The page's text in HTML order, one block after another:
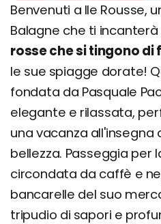
Benvenuti a Ile Rousse,
Balagne che ti
rosse che si tingono
le sue spiagge dorate!
fondata da Pasquale
elegante e rilassata,
una vacanza all'insegna
bellezza. Passeggia per
circondata da caffè e
bancarelle del suo
tripudio di sapori e